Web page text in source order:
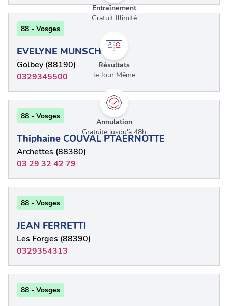
Entraînement
Gratuit Illimité
Résultats
le Jour Même
Annulation
Gratuite jusqu'à 48h
88 - Vosges
EVELYNE MUNSCH
Golbey (88190)
0329345500
88 - Vosges
Thiphaine COUVAL PTAERNOTTE
Archettes (88380)
03 29 32 42 79
88 - Vosges
JEAN FERRETTI
Les Forges (88390)
0329354313
88 - Vosges